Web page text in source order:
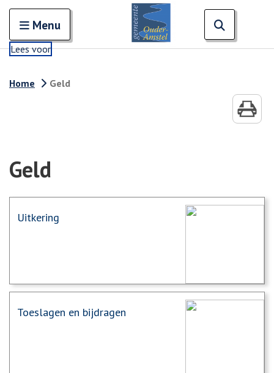
Open en sluit het
Menu
Lees voor
Home Geld
Geld
Uitkering
Toeslagen en bijdragen